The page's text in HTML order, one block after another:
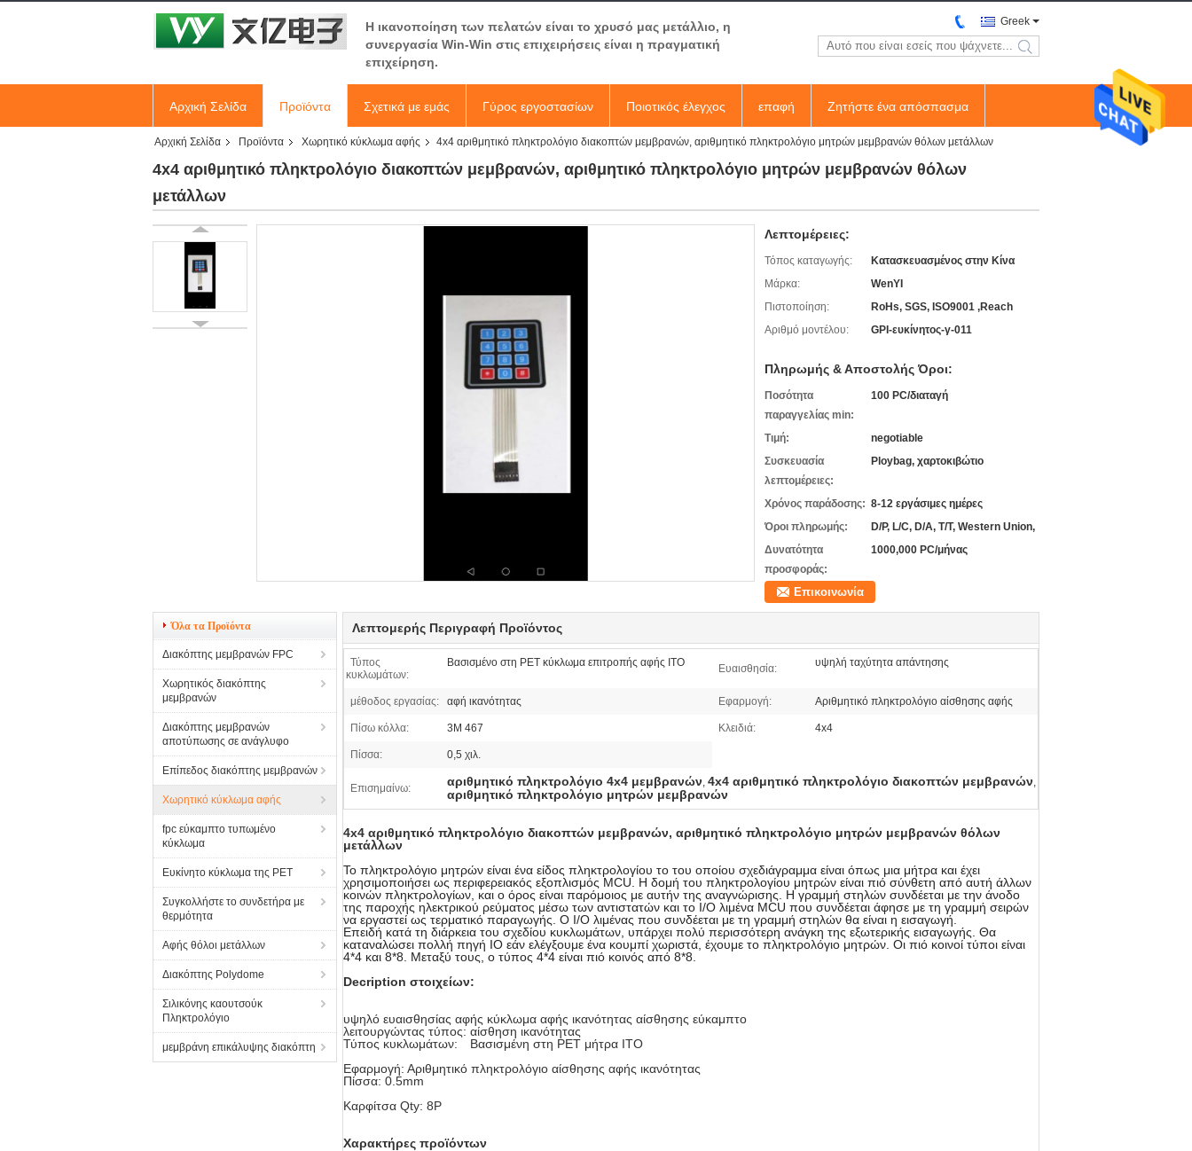
Η ικανοποίηση των πελατών είναι το χρυσό μας μετάλλιο, η
συνεργασία Win-Win στις επιχειρήσεις είναι η πραγματική
επιχείρηση.
Greek
search
Αρχική Σελίδα Προϊόντα Σχετικά με εμάς Γύρος εργοστασίων Ποιοτικός έλεγχος επαφή Ζητήστε ένα απόσπασμα
Αρχική Σελίδα Προϊόντα Χωρητικό κύκλωμα αφής 4x4 αριθμητικό πληκτρολόγιο διακοπτών μεμβρανών, αριθμητικό πληκτρολόγιο μητρών μεμβρανών θόλων μετάλλων
4x4 αριθμητικό πληκτρολόγιο διακοπτών μεμβρανών, αριθμητικό πληκτρολόγιο μητρών μεμβρανών θόλων
μετάλλων
Λεπτομέρειες:
Τόπος καταγωγής:
Κατασκευασμένος στην Κίνα
Μάρκα:
WenYI
Πιστοποίηση:
RoHs, SGS, ISO9001 ,Reach
Αριθμό μοντέλου:
GPI-ευκίνητος-γ-011
Πληρωμής & Αποστολής Όροι:
Ποσότητα
παραγγελίας min:
100 PC/διαταγή
Τιμή:
negotiable
Συσκευασία
λεπτομέρειες:
Ploybag, χαρτοκιβώτιο
Χρόνος παράδοσης: 8-12 εργάσιμες ημέρες
Όροι πληρωμής:
D/P, L/C, D/A, T/T, Western Union,
Δυνατότητα
προσφοράς:
1000,000 PC/μήνας
Επικοινωνία
Όλα τα Προϊόντα
Διακόπτης μεμβρανών FPC
Χωρητικός διακόπτης
μεμβρανών
Διακόπτης μεμβρανών
αποτύπωσης σε ανάγλυφο
Επίπεδος διακόπτης μεμβρανών
Χωρητικό κύκλωμα αφής
fpc εύκαμπτο τυπωμένο
κύκλωμα
Ευκίνητο κύκλωμα της PET
Συγκολλήστε το συνδετήρα με
θερμότητα
Αφής θόλοι μετάλλων
Διακόπτης Polydome
Σιλικόνης καουτσούκ
Πληκτρολόγιο
μεμβράνη επικάλυψης διακόπτη
Λεπτομερής Περιγραφή Προϊόντος
Τύπος
κυκλωμάτων:
Βασισμένο στη PET κύκλωμα επιτροπής αφής ITO Ευαισθησία: υψηλή ταχύτητα απάντησης
μέθοδος εργασίας: αφή ικανότητας Εφαρμογή: Αριθμητικό πληκτρολόγιο αίσθησης αφής
Πίσω κόλλα: 3M 467 Κλειδιά: 4x4
Πίσσα: 0,5 χιλ.
Επισημαίνω: αριθμητικό πληκτρολόγιο 4x4 μεμβρανών, 4x4 αριθμητικό πληκτρολόγιο διακοπτών μεμβρανών,
αριθμητικό πληκτρολόγιο μητρών μεμβρανών
4x4 αριθμητικό πληκτρολόγιο διακοπτών μεμβρανών, αριθμητικό πληκτρολόγιο μητρών μεμβρανών θόλων
μετάλλων
Το πληκτρολόγιο μητρών είναι ένα είδος πληκτρολογίου το του οποίου σχεδιάγραμμα είναι όπως μια μήτρα και έχει
χρησιμοποιήσει ως περιφερειακός εξοπλισμός MCU. Η δομή του πληκτρολογίου μητρών είναι πιό σύνθετη από αυτή άλλων
κοινών πληκτρολογίων, και ο όρος είναι παρόμοιος με αυτήν της αναγνώρισης. Η γραμμή στηλών συνδέεται με την άνοδο
της παροχής ηλεκτρικού ρεύματος μέσω των αντιστατών και το I/O λιμένα MCU που συνδέεται άφησε με τη γραμμή σειρών
να εργαστεί ως τερματικό παραγωγής. Ο I/O λιμένας που συνδέεται με τη γραμμή στηλών θα είναι η εισαγωγή.
Επειδή κατά τη διάρκεια του σχεδίου κυκλωμάτων, υπάρχει πολύ περισσότερη ανάγκη της εξωτερικής εισαγωγής. Θα
καταναλώσει πολλή πηγή IO εάν ελέγξουμε ένα κουμπί χωριστά, έχουμε το πληκτρολόγιο μητρών. Οι πιό κοινοί τύποι είναι
4*4 και 8*8. Μεταξύ τους, ο τύπος 4*4 είναι πιό κοινός από 8*8.
Decription στοιχείων:
υψηλό ευαισθησίας αφής κύκλωμα αφής ικανότητας αίσθησης εύκαμπτο
λειτουργώντας τύπος: αίσθηση ικανότητας
Τύπος κυκλωμάτων: Βασισμένη στη PET μήτρα ITO
Εφαρμογή: Αριθμητικό πληκτρολόγιο αίσθησης αφής ικανότητας
Πίσσα: 0.5mm
Καρφίτσα Qty: 8P
Χαρακτήρες προϊόντων